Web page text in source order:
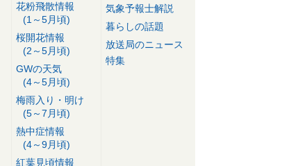
花粉飛散情報
(1～5月頃)
桜開花情報
(2～5月頃)
GWの天気
(4～5月頃)
梅雨入り・明け
(5～7月頃)
熱中症情報
(4～9月頃)
紅葉見頃情報
気象予報士解説
暮らしの話題
放送局のニュース
特集